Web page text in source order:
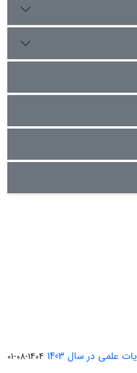
در سال 1403 1404-08-01